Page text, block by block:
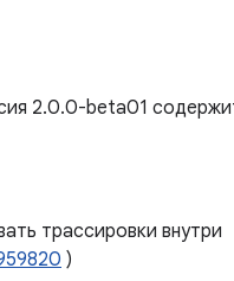
2.0.0-beta01
трассировки внутри
)